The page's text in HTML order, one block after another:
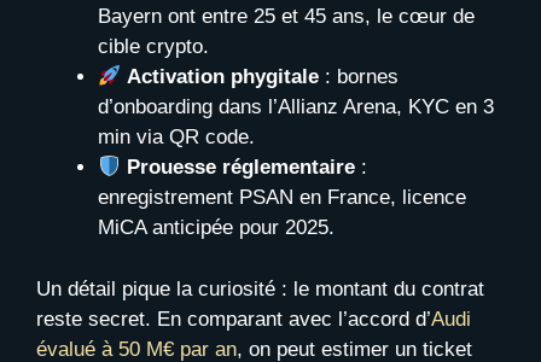
Bayern ont entre 25 et 45 ans, le cœur de
cible crypto.
Activation phygitale : bornes
d’onboarding dans l’Allianz Arena, KYC en 3
min via QR code.
Prouesse réglementaire :
enregistrement PSAN en France, licence
MiCA anticipée pour 2025.
Un détail pique la curiosité : le montant du contrat
reste secret. En comparant avec l’accord d’Audi
évalué à 50 M€ par an, on peut estimer un ticket